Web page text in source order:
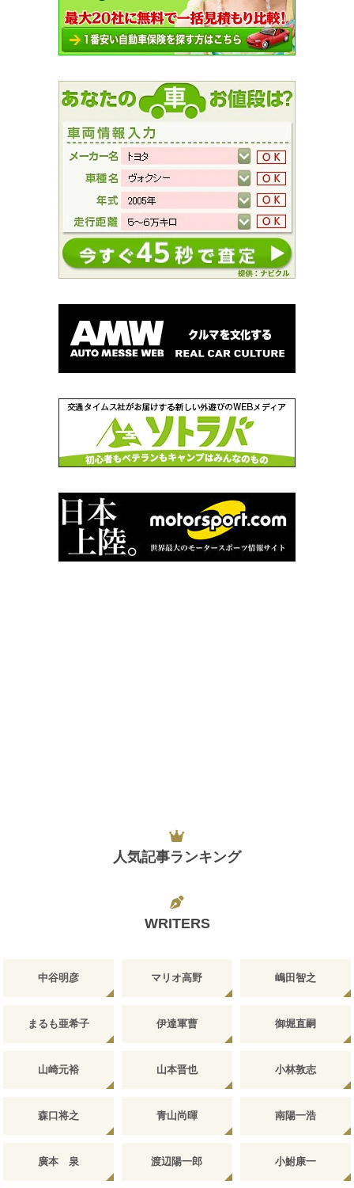
人気記事ランキング
WRITERS
中谷明彦 マリオ高野 嶋田智之
まるも亜希子 伊達軍曹 御堀直嗣
山崎元裕 山本晋也 小林敦志
森口将之 青山尚暉 南陽一浩
廣本 泉 渡辺陽一郎 小鮒康一